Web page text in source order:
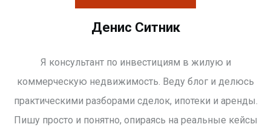
Денис Ситник
Я консультант по инвестициям в жилую и
коммерческую недвижимость. Веду блог и делюсь
практическими разборами сделок, ипотеки и аренды.
Пишу просто и понятно, опираясь на реальные кейсы